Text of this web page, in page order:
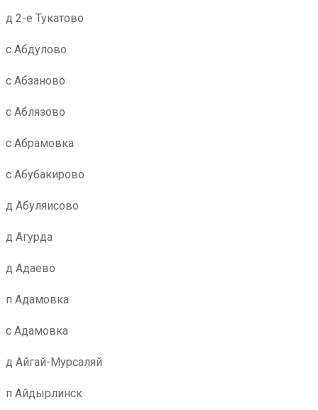
д 2-е Тукатово
с Абдулово
с Абзаново
с Аблязово
с Абрамовка
с Абубакирово
д Абуляисово
д Агурда
д Адаево
п Адамовка
с Адамовка
д Айгай-Мурсаляй
п Айдырлинск